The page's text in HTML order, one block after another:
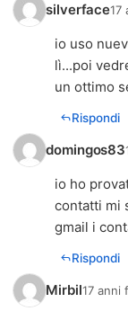
silverface17
io uso
lì...poi
un ottimo
Rispondi
domingos83
io ho
contatti mi
gmail i
Rispondi
Mirbil17 anni